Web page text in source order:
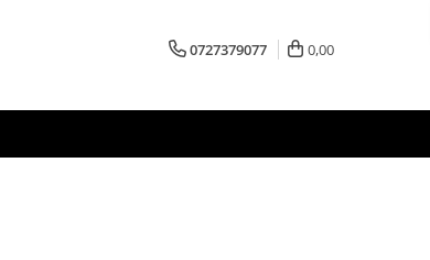
0727379077 0,00